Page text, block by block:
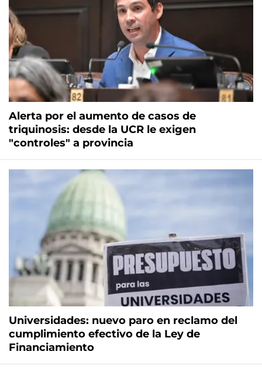
Alerta por el aumento de casos de
triquinosis: desde la UCR le exigen
"controles" a provincia
Universidades: nuevo paro en reclamo del
cumplimiento efectivo de la Ley de
Financiamiento